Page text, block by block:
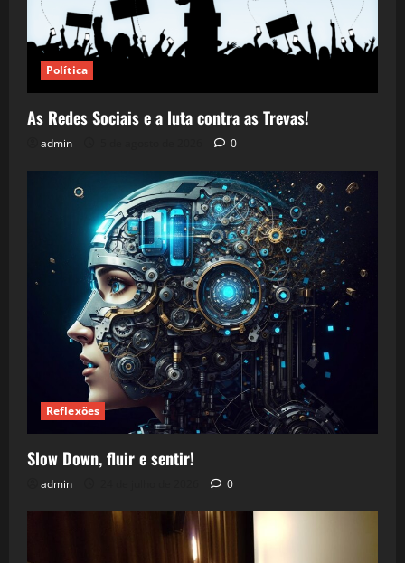
Política
As Redes Sociais e a luta contra as Trevas!
admin 0
Reflexões
Slow Down, fluir e sentir!
admin 0